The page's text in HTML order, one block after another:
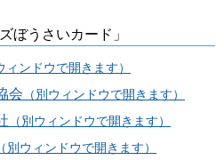
ぼうさいカード」
ィンドウで開きます）
会 （別ウィンドウで開きます）
（別ウィンドウで開きます）
（別ウィンドウで開きます）